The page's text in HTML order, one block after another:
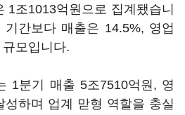
1조1013억원으로 집계됐습니
간보다 매출은 14.5%, 영업
모입니다.
1분기 매출 5조7510억원, 영
성하며 업계 맏형 역할을 충실